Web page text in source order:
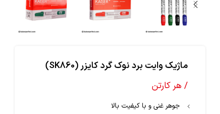
ماژیک وایت برد نوک گرد کایزر (SK860)
/ هر کارتن
جوهر غنی و با کیفیت بالا